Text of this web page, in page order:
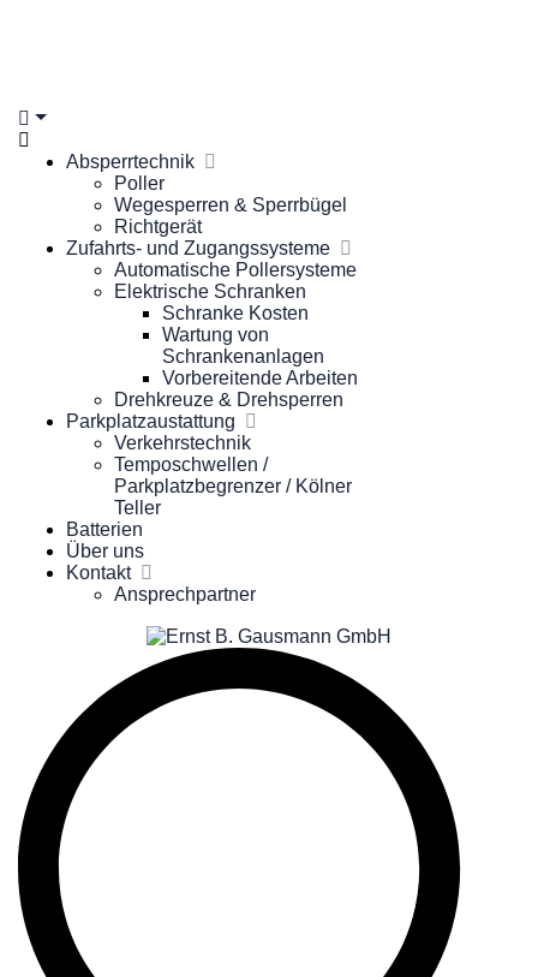
Absperrtechnik
Poller
Wegesperren & Sperrbügel
Richtgerät
Zufahrts- und Zugangssysteme
Automatische Pollersysteme
Elektrische Schranken
Schranke Kosten
Wartung von
Schrankenanlagen
Vorbereitende Arbeiten
Drehkreuze & Drehsperren
Parkplatzaustattung
Verkehrstechnik
Temposchwellen /
Parkplatzbegrenzer / Kölner
Teller
Batterien
Über uns
Kontakt
Ansprechpartner